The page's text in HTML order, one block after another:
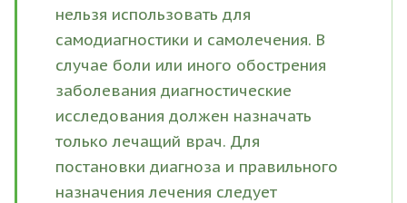
нельзя использовать для
самодиагностики и самолечения. В
случае боли или иного обострения
заболевания диагностические
исследования должен назначать
только лечащий врач. Для
постановки диагноза и правильного
назначения лечения следует